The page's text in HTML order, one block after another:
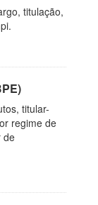
titulação,
titular-
regime de
de